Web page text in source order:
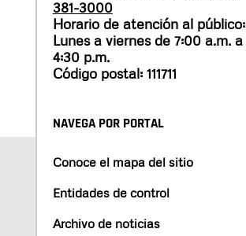
381-3000
Horario de atención al público:
Lunes a viernes de 7:00 a.m. a
4:30 p.m.
Código postal: 111711
NAVEGA POR PORTAL
Conoce el mapa del sitio
Entidades de control
Archivo de noticias